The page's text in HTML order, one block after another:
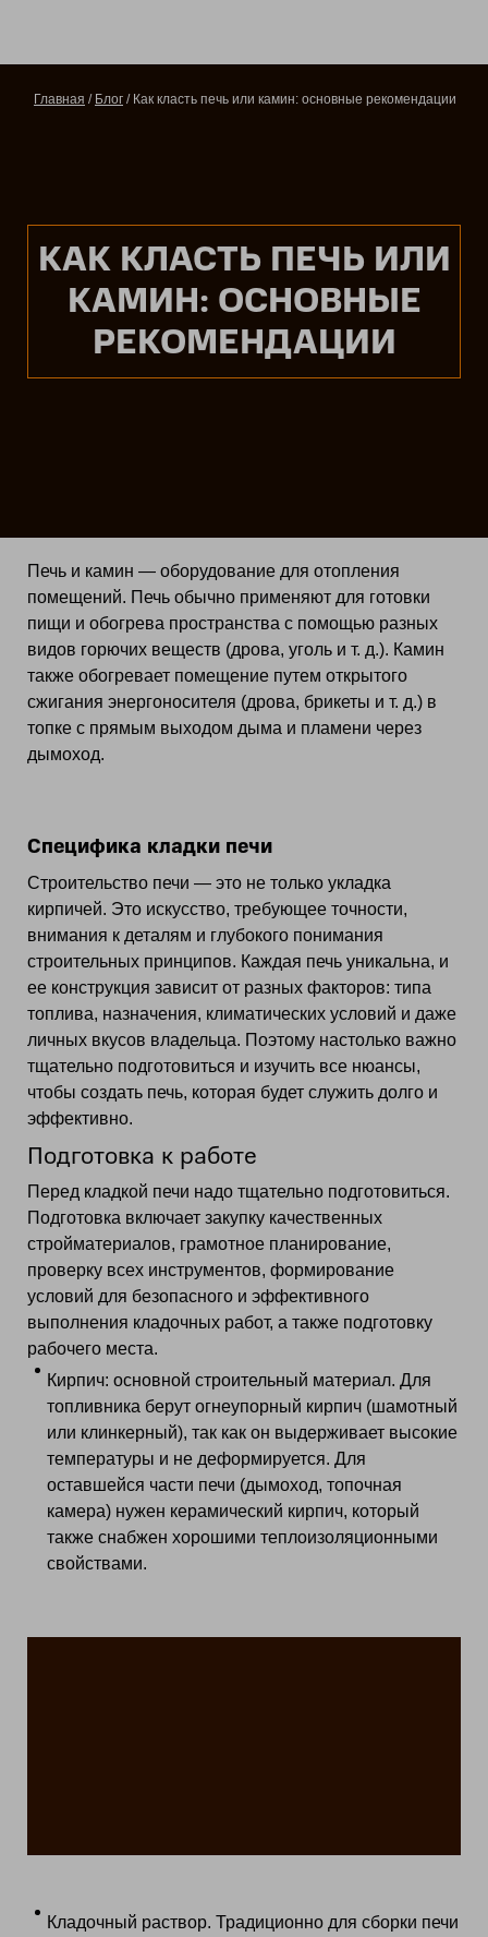
КАК КЛАСТЬ ПЕЧЬ ИЛИ
КАМИН: ОСНОВНЫЕ
РЕКОМЕНДАЦИИ
Главная / Блог / Как класть печь или камин: основные рекомендации
Печь и камин — оборудование для отопления
помещений. Печь обычно применяют для готовки
пищи и обогрева пространства с помощью разных
видов горючих веществ (дрова, уголь и т. д.). Камин
также обогревает помещение путем открытого
сжигания энергоносителя (дрова, брикеты и т. д.) в
топке с прямым выходом дыма и пламени через
дымоход.
Специфика кладки печи
Строительство печи — это не только укладка
кирпичей. Это искусство, требующее точности,
внимания к деталям и глубокого понимания
строительных принципов. Каждая печь уникальна, и
ее конструкция зависит от разных факторов: типа
топлива, назначения, климатических условий и даже
личных вкусов владельца. Поэтому настолько важно
тщательно подготовиться и изучить все нюансы,
чтобы создать печь, которая будет служить долго и
эффективно.
Подготовка к работе
Перед кладкой печи надо тщательно подготовиться.
Подготовка включает закупку качественных
стройматериалов, грамотное планирование,
проверку всех инструментов, формирование
условий для безопасного и эффективного
выполнения кладочных работ, а также подготовку
рабочего места.
Кирпич: основной строительный материал. Для
топливника берут огнеупорный кирпич (шамотный
или клинкерный), так как он выдерживает высокие
температуры и не деформируется. Для
оставшейся части печи (дымоход, топочная
камера) нужен керамический кирпич, который
также снабжен хорошими теплоизоляционными
свойствами.
Кладочный раствор. Традиционно для сборки печи